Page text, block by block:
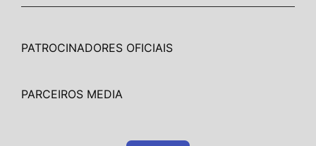
PATROCINADORES OFICIAIS
PARCEIROS MEDIA